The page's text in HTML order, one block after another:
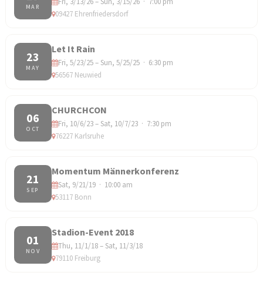
MAR
09427 Ehrenfriedersdorf
23
MAY
Let It Rain
Fri, 5/23/25 – Sun, 5/25/25 · 6:30 pm
56567 Neuwied
06
OCT
CHURCHCON
Fri, 10/6/23 – Sat, 10/7/23 · 7:30 pm
76227 Karlsruhe
21
SEP
Momentum Männerkonferenz
Sat, 9/21/19 · 10:00 am
53117 Bonn
01
NOV
Stadion-Event 2018
Thu, 11/1/18 – Sat, 11/3/18
79110 Freiburg